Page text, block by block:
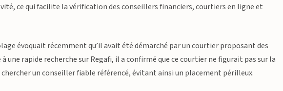
ce qui facilite la vérification des conseillers financiers, courtiers en ligne et
évoquait récemment qu’il avait été démarché par un courtier proposant des
une rapide recherche sur Regafi, il a confirmé que ce courtier ne figurait pas sur la
un conseiller fiable référencé, évitant ainsi un placement périlleux.